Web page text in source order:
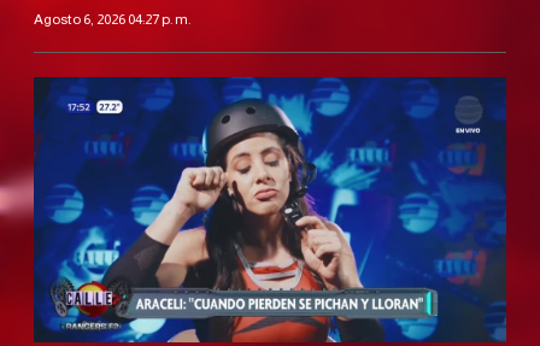
Agosto 6, 2026 04:27 p. m.